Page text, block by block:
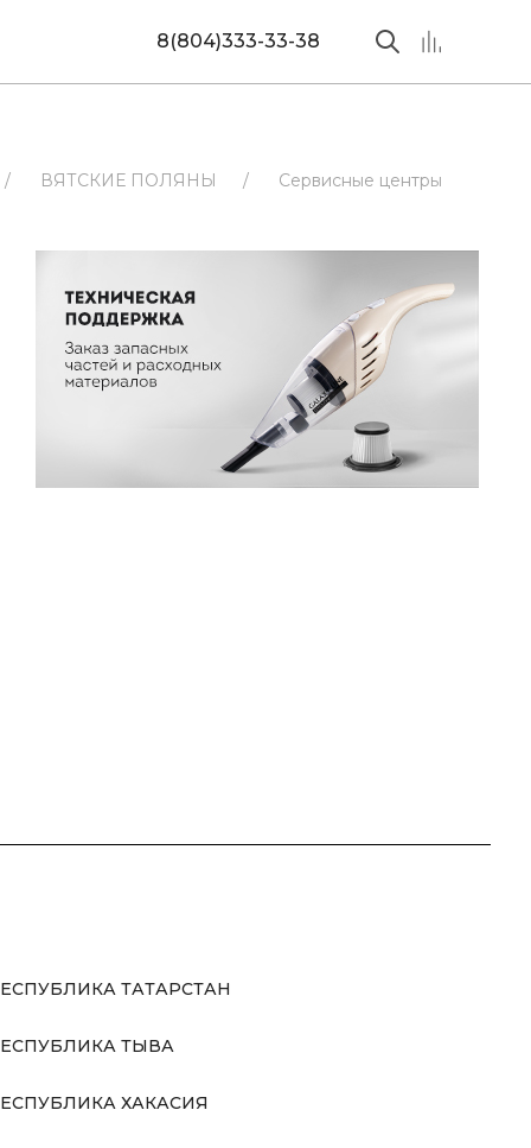
8(804)333-33-38
/ ВЯТСКИЕ ПОЛЯНЫ / Сервисные центры
ТАТАРСТАН
ТЫВА
ХАКАСИЯ